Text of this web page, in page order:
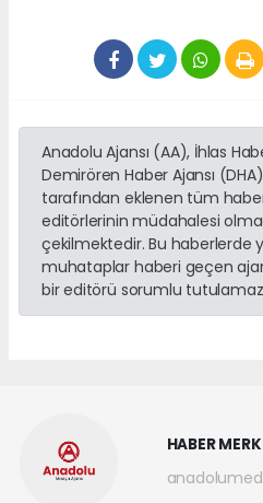
Anadolu Ajansı (AA), İhlas
Demirören Haber Ajansı
tarafından eklenen tüm
editörlerinin müdahalesi
çekilmektedir. Bu haberlerde
muhataplar haberi geçen
bir editörü sorumlu
HABER